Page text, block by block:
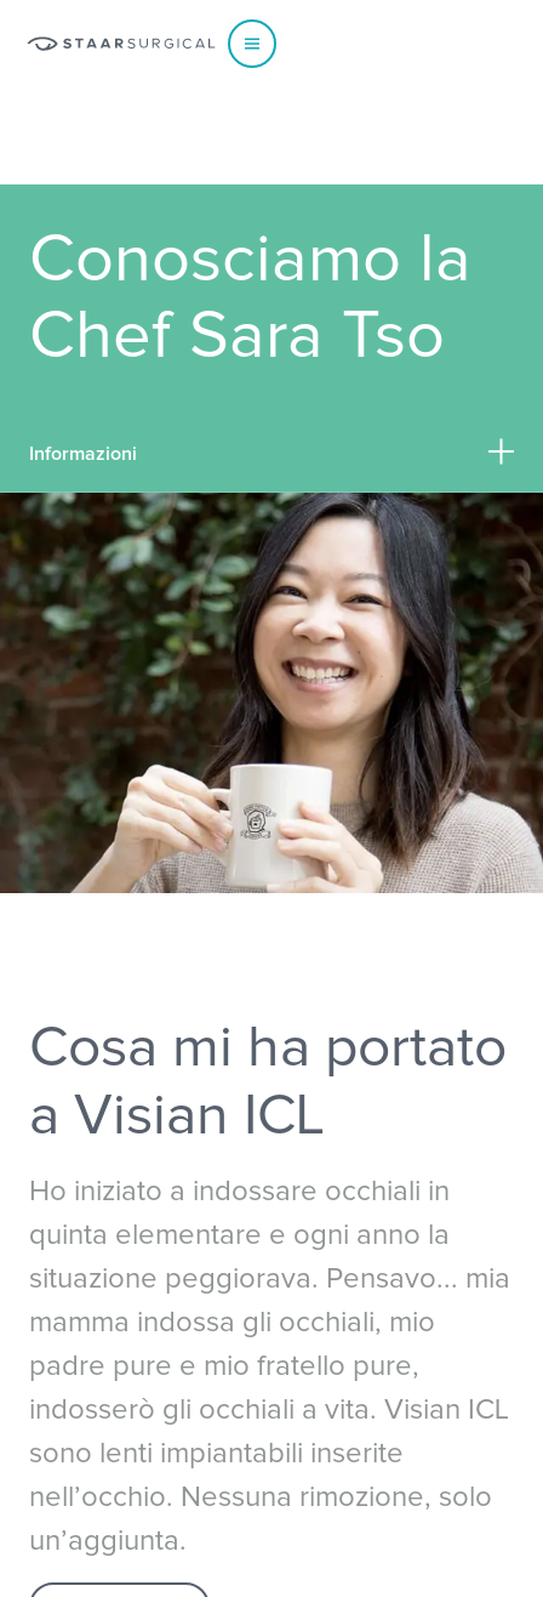
Conosciamo la
Chef Sara Tso
Informazioni
Ciao, sono Sara Tso, proprietaria e
pasticciera di Matchbox Kitchen.
Preparo torte per occasioni speciali e
sono specializzata sull’uso di
ingredienti biologici e di provenienza
locale. Grazie a Visian ICL, posso
letteralmente rotolare già dal letto e
andare dritta al mercato agricolo.
Cosa mi ha portato
a Visian ICL
Ho iniziato a indossare occhiali in
quinta elementare e ogni anno la
situazione peggiorava. Pensavo... mia
mamma indossa gli occhiali, mio
padre pure e mio fratello pure,
indosserò gli occhiali a vita. Visian ICL
sono lenti impiantabili inserite
nell’occhio. Nessuna rimozione, solo
un’aggiunta.
Austria
Belgium - French
France
Netherlands
Norway
Poland
Spain
Sweden
UK & Ireland
NORTH AMERICA
Canada
Canada - French
Mexico
United States
United States - 中文
LATIN AMERICA
Brazil
English
Spanish
Middle East - فارسي
Australia
India
South East Asia